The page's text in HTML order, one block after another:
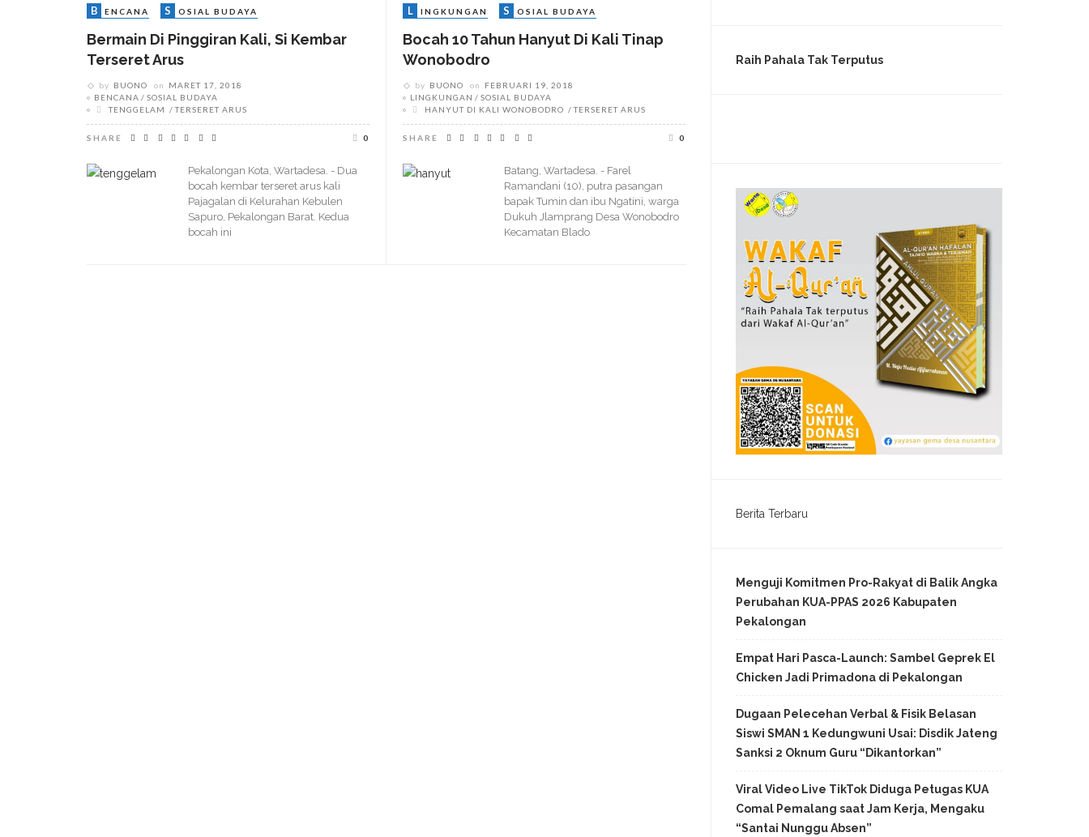
B ENCANA S OSIAL BUDAYA
Bermain Di Pinggiran Kali, Si Kembar
Terseret Arus
by BUONO on
MARET 17, 2018
BENCANA
SOSIAL BUDAYA
TENGGELAM
TERSERET ARUS
SHARE 0
Pekalongan Kota, Wartadesa. - Dua
bocah kembar terseret arus kali
Pajagalan di Kelurahan Kebulen
Sapuro, Pekalongan Barat. Kedua
bocah ini
L INGKUNGAN S OSIAL BUDAYA
Bocah 10 Tahun Hanyut Di Kali Tinap
Wonobodro
by BUONO on
FEBRUARI 19, 2018
LINGKUNGAN
SOSIAL BUDAYA
HANYUT DI KALI WONOBODRO
TERSERET ARUS
SHARE 0
Batang, Wartadesa. - Farel
Ramandani (10), putra pasangan
bapak Tumin dan ibu Ngatini, warga
Dukuh Jlamprang Desa Wonobodro
Kecamatan Blado
Raih Pahala Tak Terputus
Berita Terbaru
Menguji Komitmen Pro-Rakyat di Balik Angka
Perubahan KUA-PPAS 2026 Kabupaten
Pekalongan
Empat Hari Pasca-Launch: Sambel Geprek El
Chicken Jadi Primadona di Pekalongan
Dugaan Pelecehan Verbal & Fisik Belasan
Siswi SMAN 1 Kedungwuni Usai: Disdik Jateng
Sanksi 2 Oknum Guru “Dikantorkan”
Viral Video Live TikTok Diduga Petugas KUA
Comal Pemalang saat Jam Kerja, Mengaku
“Santai Nunggu Absen”